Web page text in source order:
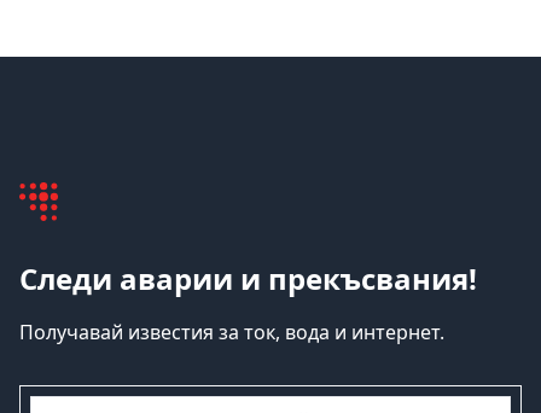
Следи аварии и прекъсвания!
Получавай известия за ток, вода и интернет.
емайл